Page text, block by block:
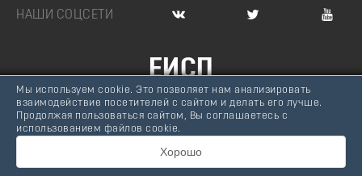
НАШИ СОЦСЕТИ
ЕИСП
ВЕЛОСПОРТ РОССИИ
© Федерация велосипедного спорта России, 2007 -
2026
Мы используем cookie. Это позволяет нам анализировать
взаимодействие посетителей с сайтом и делать его лучше.
Продолжая пользоваться сайтом, Вы соглашаетесь с
использованием файлов cookie.
Хорошо